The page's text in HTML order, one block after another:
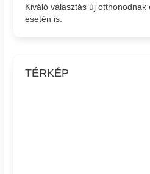
Kiváló választás új
esetén is.
TÉRKÉP